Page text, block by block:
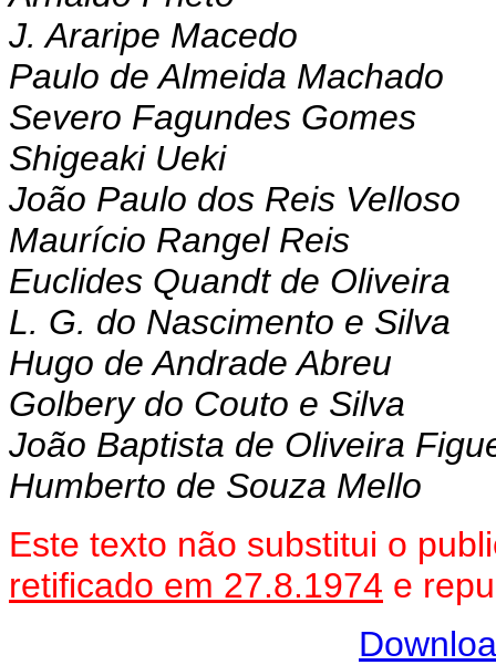
J. Araripe Macedo
Paulo de Almeida Machado
Severo Fagundes Gomes
Shigeaki Ueki
João Paulo dos Reis Velloso
Maurício Rangel Reis
Euclides Quandt de Oliveira
L. G. do Nascimento e Silva
Hugo de Andrade Abreu
Golbery do Couto e Silva
João Baptista de Oliveira
Humberto de Souza Mello
Este texto não substitui o
retificado em 27.8.1974 e